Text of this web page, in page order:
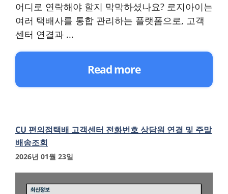
어디로 연락해야 할지 막막하셨나요? 로지아이는
여러 택배사를 통합 관리하는 플랫폼으로, 고객
센터 연결과 ...
Read more
CU 편의점택배 고객센터 전화번호 상담원 연결 및 주말
배송조회
2026년 01월 23일